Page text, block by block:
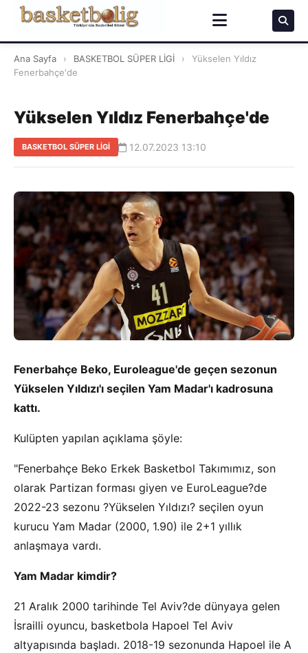
Ana Sayfa › BASKETBOL SÜPER LİGİ ›
Yükselen Yıldız
Fenerbahçe'de
Yükselen Yıldız Fenerbahçe'de
BASKETBOL SÜPER LİGİ 12.07.2023 13:10
Fenerbahçe Beko, Euroleague'de geçen sezonun
Yükselen Yıldızı'ı seçilen Yam Madar'ı kadrosuna
kattı.
Kulüpten yapılan açıklama şöyle:
"Fenerbahçe Beko Erkek Basketbol Takımımız, son
olarak Partizan forması giyen ve EuroLeague?de
2022-23 sezonu ?Yükselen Yıldızı? seçilen oyun
kurucu Yam Madar (2000, 1.90) ile 2+1 yıllık
anlaşmaya vardı.
Yam Madar kimdir?
21 Aralık 2000 tarihinde Tel Aviv?de dünyaya gelen
İsrailli oyuncu, basketbola Hapoel Tel Aviv
altyapısında başladı. 2018-19 sezonunda Hapoel ile A